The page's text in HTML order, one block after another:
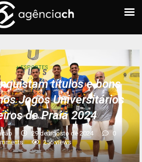
+ ESPORTES
títulos e bons
Jogos Universitários
de Praia 2024
29 de agosto de 2024
0
256views